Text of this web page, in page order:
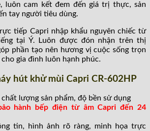
luôn cam kết đem đến giá trị thực, sản
tay người tiêu dùng.
tiếp Capri nhập khẩu nguyên chiếc từ
tại Ý. Luôn được đón nhận trên thị
phần tạo nên hương vị cuộc sống trọn
gia đình luôn hạnh phúc.
hút khử mùi Capri CR-602HP
chất lượng sản phẩm, độ bền sử dụng
hành bếp điện từ âm Capri đến 24
tin, hình ảnh rõ ràng, minh họa trực